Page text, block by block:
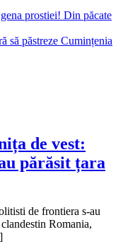
prostiei! Din păcate
să păstreze Cumințenia
de vest:
părăsit țara
de frontiera s-au
Romania,